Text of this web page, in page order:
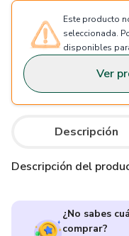
Este producto
seleccionada.
disponibles
Ver
Descripción
Descripción del
¿No sabes
comprar?